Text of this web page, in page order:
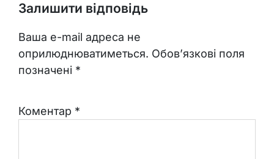
Залишити відповідь
Ваша e-mail адреса не
оприлюднюватиметься. Обов’язкові поля
позначені *
Коментар *